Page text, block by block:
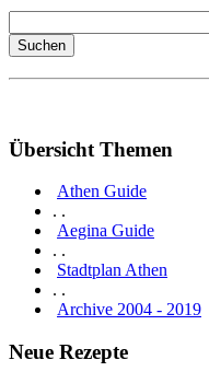
Übersicht Themen
Athen Guide
. .
Aegina Guide
. .
Stadtplan Athen
. .
Archive 2004 - 2019
Neue Rezepte